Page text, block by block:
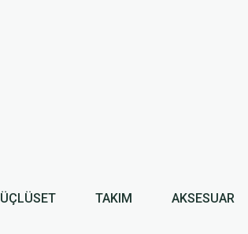
ÜÇLÜSET TAKIM AKSESUAR